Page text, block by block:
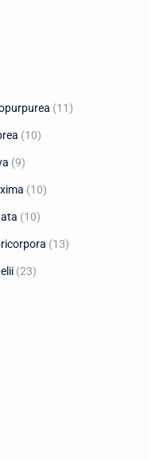
(11)
(10)
(9)
(10)
(10)
(13)
(23)